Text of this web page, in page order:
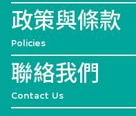
政策與條款
Policies
聯絡我們
Contact Us